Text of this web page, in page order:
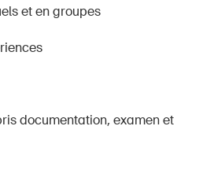
et en groupes
documentation, examen et